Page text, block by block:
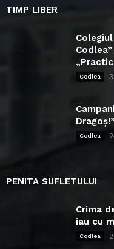
TIMP LIBER
Codlea
Dragoș!”
Codlea
PENITA SUFLETULUI
Crima
iau cu
Codlea